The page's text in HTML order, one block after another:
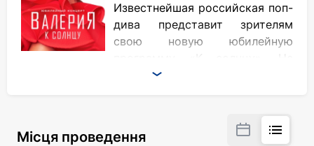
Известнейшая российская поп-
дива представит зрителям
свою новую юбилейную
пропустите: шоу будет
Місця проведення